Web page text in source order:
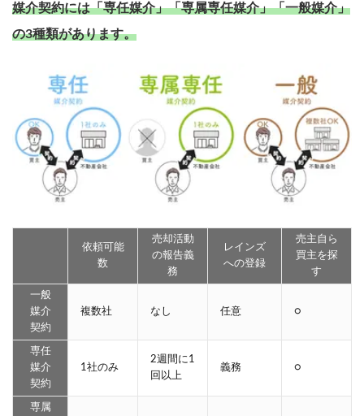
媒介契約には「専任媒介」「専属専任媒介」「一般媒介」
の3種類があります。
依頼可能
数
売却活動
の報告義
務
レインズ
への登録
売主自ら
買主を探
す
一般
媒介
契約
複数社 なし 任意 ○
専任
媒介
契約
1社のみ
2週間に1
回以上
義務 ○
専属